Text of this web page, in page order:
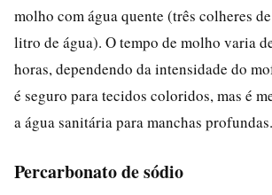
molho com água quente (três colheres
litro de água). O tempo de molho varia
horas, dependendo da intensidade do
é seguro para tecidos coloridos, mas é
a água sanitária para manchas profundas.
Percarbonato de sódio